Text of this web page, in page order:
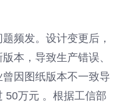
频发。设计变更后，
本，导致生产错误、
因图纸版本不一致导
50万元 。根据工信部